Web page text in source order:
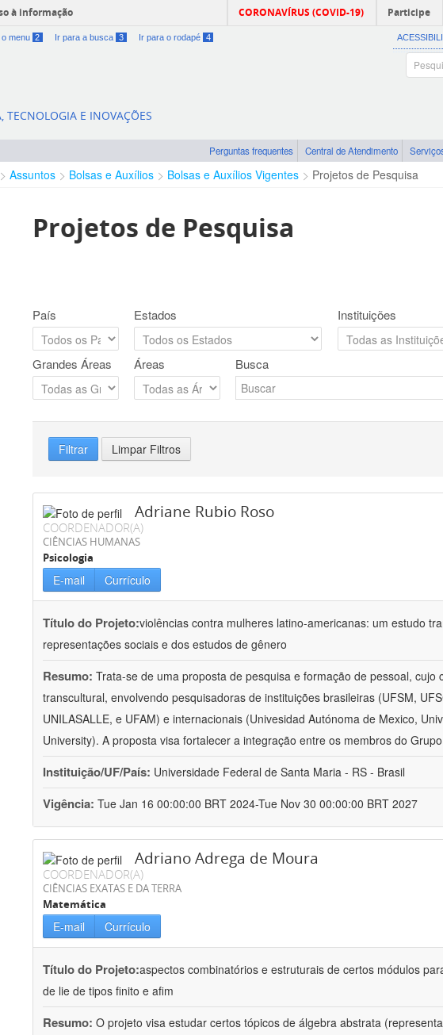
à informação CORONAVÍRUS (COVID-19) Participe
menu 2 Ir para a busca 3 Ir para o rodapé 4
TECNOLOGIA E INOVAÇÕES
Perguntas frequentes Central de Atendimento
Assuntos Bolsas e Auxílios Bolsas e Auxílios Vigentes Projetos de Pesquisa
Projetos de Pesquisa
País Estados Instituições
Grandes Áreas Áreas Busca
Filtrar Limpar Filtros
Adriane Rubio Roso
COORDENADOR(A)
CIÊNCIAS HUMANAS
Psicologia
E-mail Currículo
Título do Projeto:violências contra mulheres latino-americanas: um estudo
representações sociais e dos estudos de gênero
Resumo: Trata-se de uma proposta de pesquisa e formação de pessoal, cujo
transcultural, envolvendo pesquisadoras de instituições brasileiras (UFSM,
UNILASALLE, e UFAM) e internacionais (Univesidad Autónoma de Mexico,
University). A proposta visa fortalecer a integração entre os membros do
Instituição/UF/País: Universidade Federal de Santa Maria - RS - Brasil
Vigência: Tue Jan 16 00:00:00 BRT 2024-Tue Nov 30 00:00:00 BRT 2027
Adriano Adrega de Moura
COORDENADOR(A)
CIÊNCIAS EXATAS E DA TERRA
Matemática
E-mail Currículo
Título do Projeto:aspectos combinatórios e estruturais de certos módulos
de lie de tipos finito e afim
Resumo: O projeto visa estudar certos tópicos de álgebra abstrata